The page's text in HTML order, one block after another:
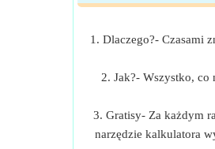
1. Dlaczego?- Czasami
2. Jak?- Wszystko,
3. Gratisy- Za każdym
narzędzie kalkulatora